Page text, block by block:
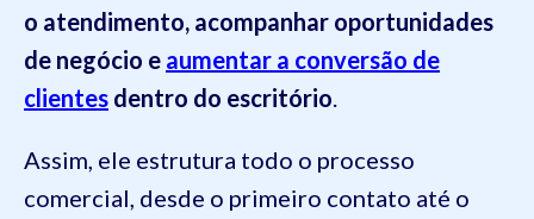
o atendimento, acompanhar oportunidades
de negócio e aumentar a conversão de
clientes dentro do escritório
Assim, ele estrutura todo o processo
comercial, desde o primeiro contato até o